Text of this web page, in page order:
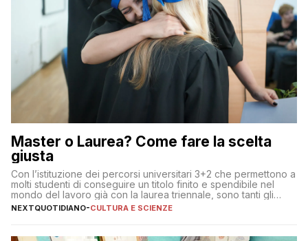
Master o Laurea? Come fare la scelta
giusta
Con l’istituzione dei percorsi universitari 3+2 che permettono a
molti studenti di conseguire un titolo finito e spendibile nel
mondo del lavoro già con la laurea triennale, sono tanti gli
interrogativi che si pongono gli studenti una volta raggiunto
l’obiettivo di primo livello
NEXTQUOTIDIANO-CULTURA E SCIENZE